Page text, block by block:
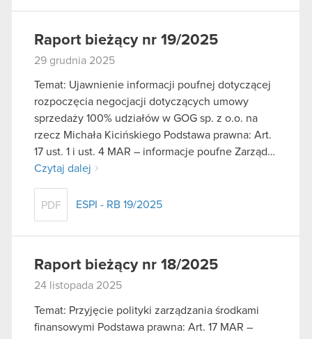
Raport bieżący nr 19/2025
29 grudnia 2025
Temat: Ujawnienie informacji poufnej dotyczącej
rozpoczęcia negocjacji dotyczących umowy
sprzedaży 100% udziałów w GOG sp. z o.o. na
rzecz Michała Kicińskiego Podstawa prawna: Art.
17 ust. 1 i ust. 4 MAR – informacje poufne Zarząd…
Czytaj dalej
PDF ESPI - RB 19/2025
Raport bieżący nr 18/2025
24 listopada 2025
Temat: Przyjęcie polityki zarządzania środkami
finansowymi Podstawa prawna: Art. 17 MAR –